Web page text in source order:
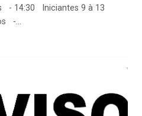
- 14:30 Iniciantes 9 à 13
-...